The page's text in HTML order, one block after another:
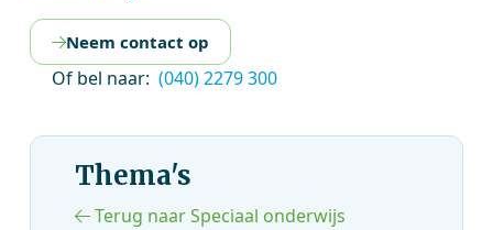
Neem contact op
Of bel naar: (040) 2279 300
Thema's
Terug naar Speciaal onderwijs